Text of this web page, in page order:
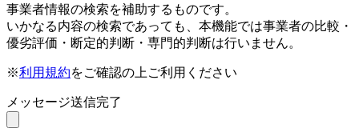
事業者情報の検索を補助するものです。
いかなる内容の検索であっても、本機能では事業者の比較・
優劣評価・断定的判断・専門的判断は行いません。
※利用規約をご確認の上ご利用ください
メッセージ送信完了